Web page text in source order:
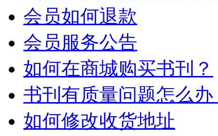
会员如何退款
会员服务公告
如何在商城购买书刊？
书刊有质量问题怎么办
如何修改收货地址